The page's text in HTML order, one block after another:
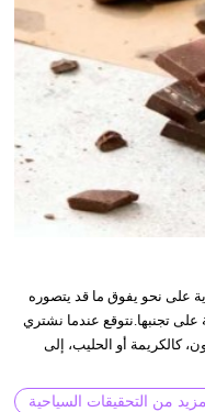
على نحو يفوق ما قد يتصوره
تجنبها.نتوقع عندما نشتري
كالكريمة أو الحليب، إلى
من التحقيقات السياحية